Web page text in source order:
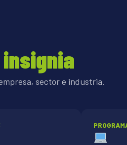
sector e industria.